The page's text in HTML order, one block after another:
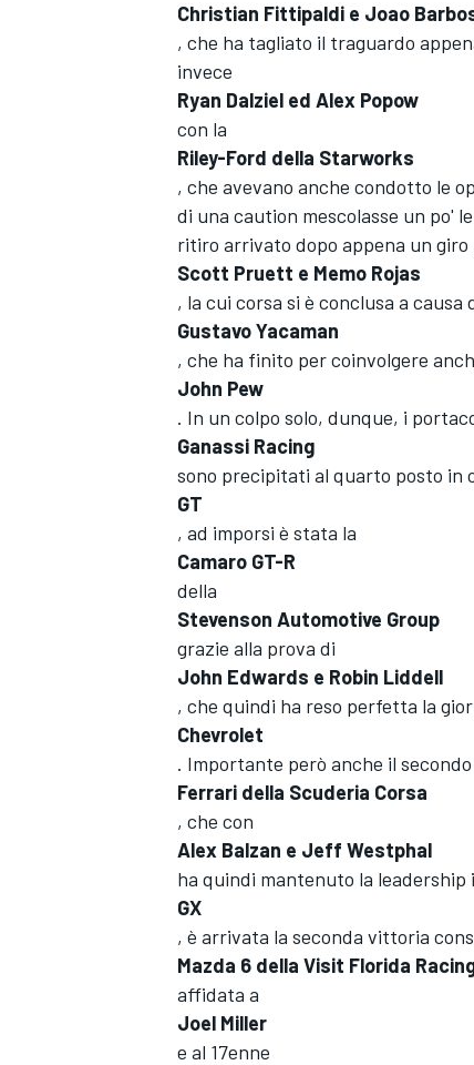
MONOPOSTO
ENDURANCE/GT
Christian Fittipaldi e Joao
, che ha tagliato il traguardo
invece
Ryan Dalziel ed Alex Popow
con la
Riley-Ford della Starworks
, che avevano anche condotto le
di una caution mescolasse un po'
ritiro arrivato dopo appena un
Scott Pruett e Memo Rojas
, la cui corsa si è conclusa a
Gustavo Yacaman
, che ha finito per coinvolgere
John Pew
. In un colpo solo, dunque, i
Ganassi Racing
sono precipitati al quarto posto in
GT
, ad imporsi è stata la
Camaro GT-R
della
Stevenson Automotive Group
grazie alla prova di
John Edwards e Robin Liddell
, che quindi ha reso perfetta la
Chevrolet
. Importante però anche il
Ferrari della Scuderia Corsa
, che con
Alex Balzan e Jeff Westphal
ha quindi mantenuto la
GX
, è arrivata la seconda vittoria
Mazda 6 della Visit Florida
affidata a
Joel Miller
e al 17enne